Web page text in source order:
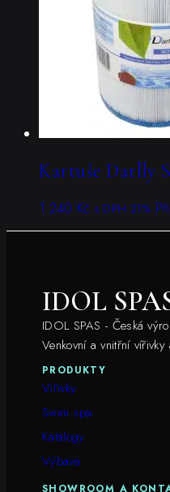
Kartuše Darlly
1 240 Kč s DPH 21%
IDOL
IDOL SPAS - Česká
Venkovní a vnitřní
PRODUKTY
Vířivky
Swim spa
Katalogy
Výbava
SHOWROOM A